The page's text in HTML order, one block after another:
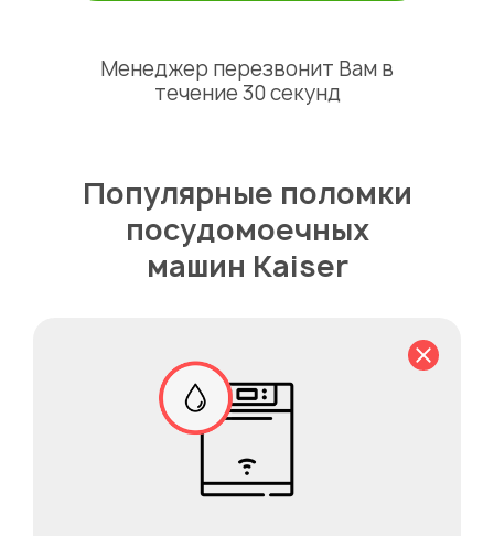
Менеджер перезвонит Вам в
течение 30 секунд
Популярные поломки
посудомоечных
машин Kaiser